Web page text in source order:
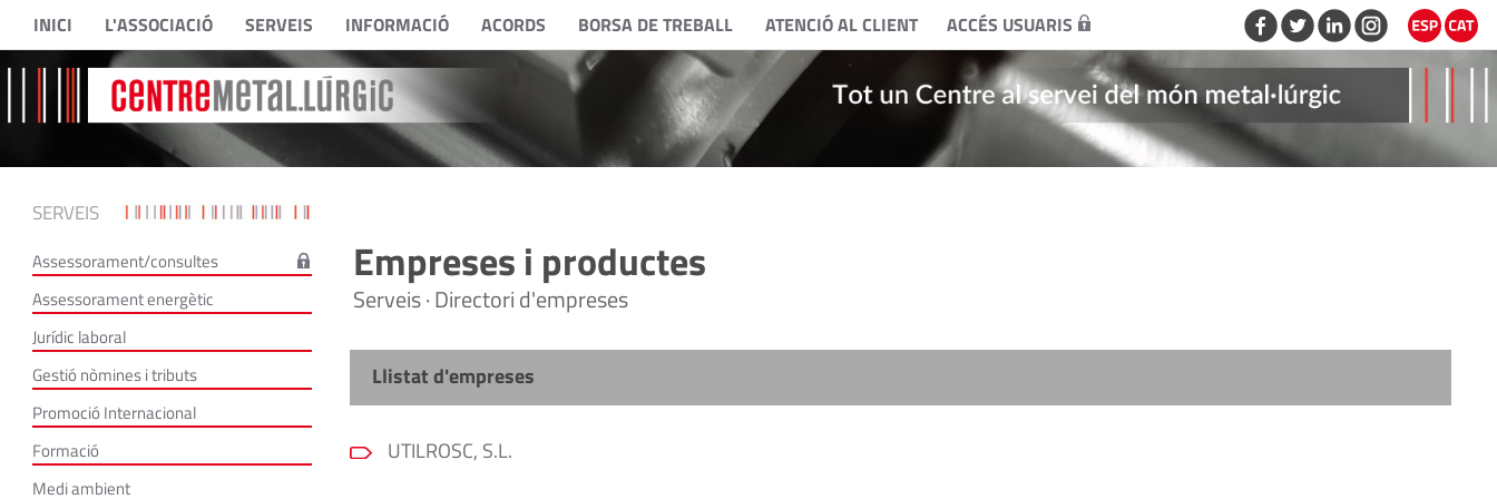
INICI L'ASSOCIACIÓ SERVEIS INFORMACIÓ ACORDS BORSA DE TREBALL ATENCIÓ AL CLIENT ACCÉS USUARIS
SERVEIS
Assessorament/consultes
Assessorament energètic
Jurídic laboral
Gestió nòmines i tributs
Promoció Internacional
Formació
Medi ambient
Empreses i productes
Serveis · Directori d'empreses
Llistat d'empreses
UTILROSC, S.L.